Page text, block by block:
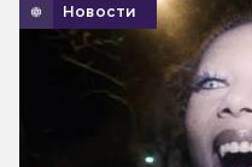
Новости